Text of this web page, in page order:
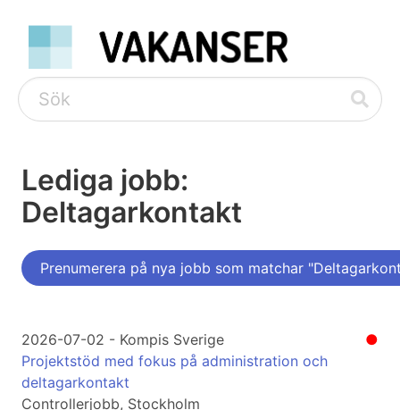
Lediga jobb:
Deltagarkontakt
Prenumerera på nya jobb som matchar
●
2026-07-02 - Kompis Sverige
Projektstöd med fokus på administration och
deltagarkontakt
Controllerjobb, Stockholm